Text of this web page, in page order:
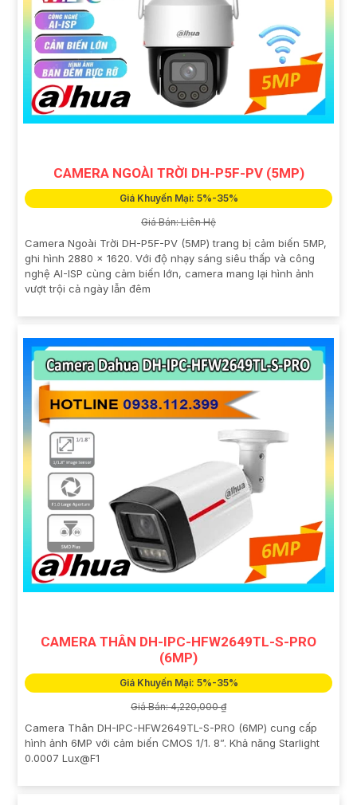
CAMERA NGOÀI TRỜI DH-P5F-PV (5MP)
Giá Khuyến Mại: 5%-35%
Giá Bán: Liên Hệ
Camera Ngoài Trời DH-P5F-PV (5MP) trang bị cảm biến 5MP,
ghi hình 2880 × 1620. Với độ nhạy sáng siêu thấp và công
nghệ AI-ISP cùng cảm biến lớn, camera mang lại hình ảnh
vượt trội cả ngày lẫn đêm
CAMERA THÂN DH-IPC-HFW2649TL-S-PRO
(6MP)
Giá Khuyến Mại: 5%-35%
Giá Bán: 4,220,000 ₫
Camera Thân DH-IPC-HFW2649TL-S-PRO (6MP) cung cấp
hình ảnh 6MP với cảm biến CMOS 1/1. 8”. Khả năng Starlight
0.0007 Lux@F1